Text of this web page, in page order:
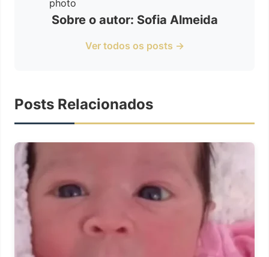
Sobre o autor: Sofia Almeida
Ver todos os posts →
Posts Relacionados